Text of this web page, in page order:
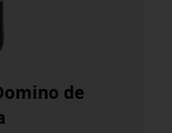
de